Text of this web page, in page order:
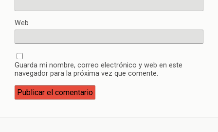
Web
Guarda mi nombre, correo electrónico y web en este
navegador para la próxima vez que comente.